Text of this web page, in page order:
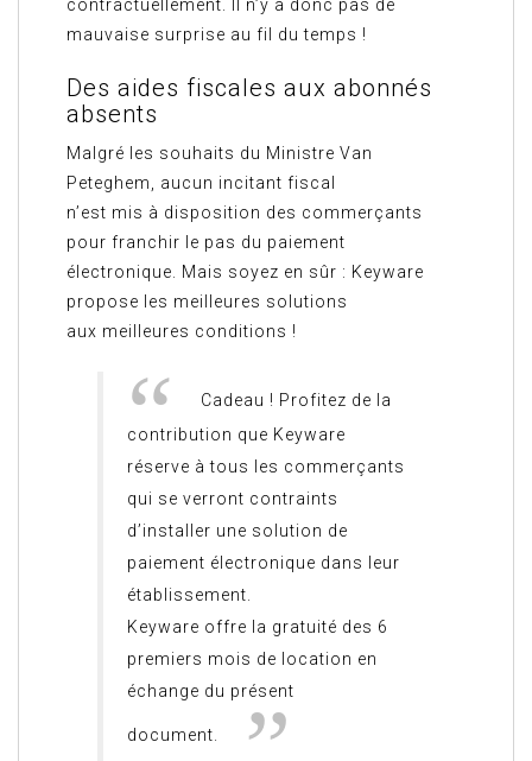
contractuellement. Il n’y a donc pas de
mauvaise surprise au fil du temps !
Des aides fiscales aux abonnés
absents
Malgré les souhaits du Ministre Van
Peteghem, aucun incitant fiscal
n’est mis à disposition des commerçants
pour franchir le pas du paiement
électronique. Mais soyez en sûr : Keyware
propose les meilleures solutions
aux meilleures conditions !
Cadeau ! Profitez de la
contribution que Keyware
réserve à tous les commerçants
qui se verront contraints
d’installer une solution de
paiement électronique dans leur
établissement.
Keyware offre la gratuité des 6
premiers mois de location en
échange du présent
document.